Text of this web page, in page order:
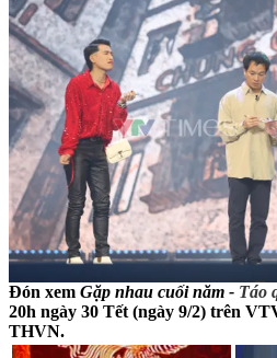
Đón xem Gặp nhau cuối năm - Táo
20h ngày 30 Tết (ngày 9/2) trên
THVN.